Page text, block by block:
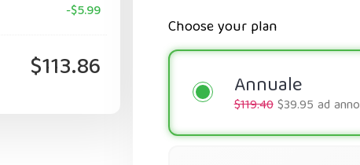
-$5.99
$113.86
Choose your plan
Annuale
$119.40$39.95 ad anno